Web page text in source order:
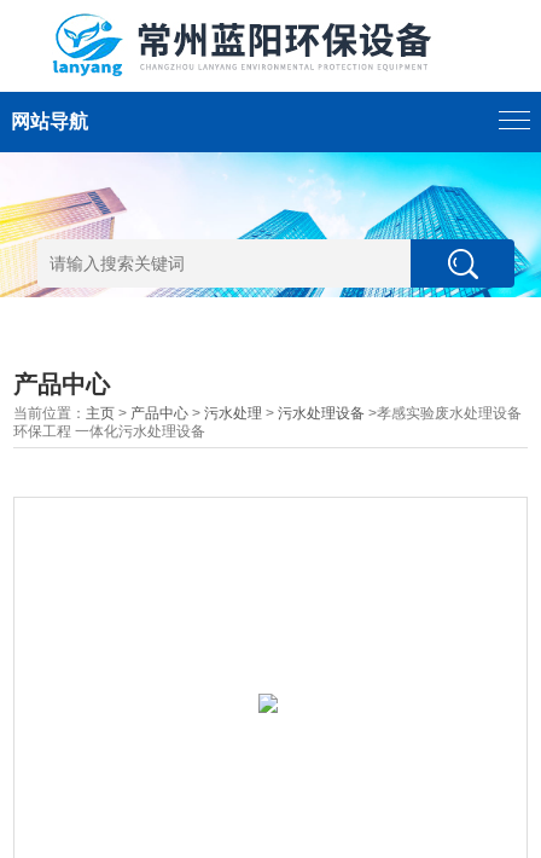
网站导航
产品中心
当前位置： 主页 > 产品中心 >污水处理 >污水处理设备 >孝感实验废水处理设备
环保工程 一体化污水处理设备